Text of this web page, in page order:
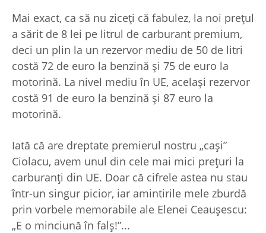
Mai exact, ca să nu ziceţi că fabulez, la noi preţul
a sărit de 8 lei pe litrul de carburant premium,
deci un plin la un rezervor mediu de 50 de litri
costă 72 de euro la benzină şi 75 de euro la
motorină. La nivel mediu în UE, acelaşi rezervor
costă 91 de euro la benzină şi 87 euro la
motorină.
Iată că are dreptate premierul nostru „caşi”
Ciolacu, avem unul din cele mai mici preţuri la
carburanţi din UE. Doar că cifrele astea nu stau
într-un singur picior, iar amintirile mele zburdă
prin vorbele memorabile ale Elenei Ceauşescu:
„E o minciună în falş!”...